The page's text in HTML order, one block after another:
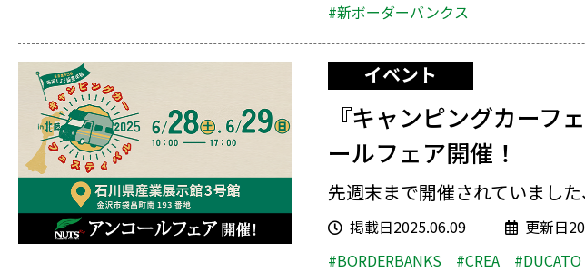
#新ボーダーバンクス
イベント
『キャンピングカーフ
ールフェア開催！
先週末まで開催されていまし
掲載日2025.06.09
更新日
#BORDERBANKS
#CREA #DUCATO